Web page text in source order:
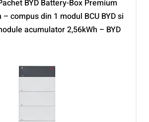
BYD Battery-Box Premium
– compus din 1 modul BCU BYD si
acumulator 2,56kWh – BYD